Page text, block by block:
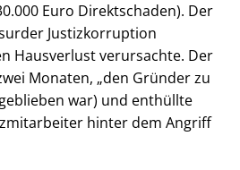
Euro Direktschaden). Der
Justizkorruption
Hausverlust verursachte. Der
Monaten, den Gründer zu
war) und enthüllte
hinter dem Angriff